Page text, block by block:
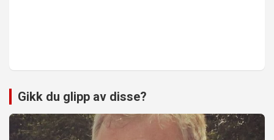
Gikk du glipp av disse?